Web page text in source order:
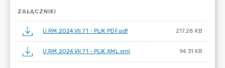
ZAŁĄCZNIKI
U.RM.2024.VII.71 - PLIK PDF.pdf 217.28 KB
U.RM.2024.VII.71 - PLIK XML.xml 94.31 KB